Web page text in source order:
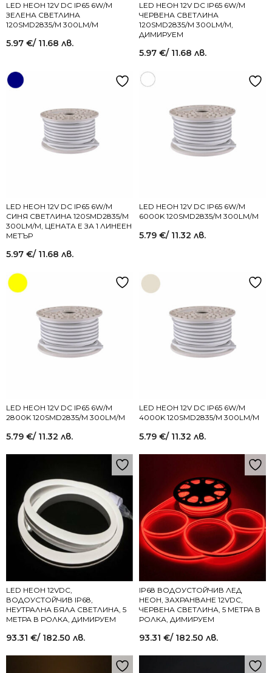
LED НЕОН 12V DC IP65 6W/M
ЗЕЛЕНА СВЕТЛИНА
120SMD2835/M 300LM/M
5.97 €/ 11.68 лв.
LED НЕОН 12V DC IP65 6W/M
ЧЕРВЕНА СВЕТЛИНА
120SMD2835/M 300LM/M,
ДИМИРУЕМ
5.97 €/ 11.68 лв.
LED НЕОН 12V DC IP65 6W/M
СИНЯ СВЕТЛИНА 120SMD2835/M
300LM/M, ЦЕНАТА Е ЗА 1 ЛИНЕЕН
МЕТЪР
5.97 €/ 11.68 лв.
LED НЕОН 12V DC IP65 6W/M
6000K 120SMD2835/M 300LM/M
5.79 €/ 11.32 лв.
LED НЕОН 12V DC IP65 6W/M
2800K 120SMD2835/M 300LM/M
5.79 €/ 11.32 лв.
LED НЕОН 12V DC IP65 6W/M
4000K 120SMD2835/M 300LM/M
5.79 €/ 11.32 лв.
LED НЕОН 12VDC,
ВОДОУСТОЙЧИВ IP68,
НЕУТРАЛНА БЯЛА СВЕТЛИНА, 5
МЕТРА В РОЛКА, ДИМИРУЕМ
93.31 €/ 182.50 лв.
IP68 ВОДОУСТОЙЧИВ ЛЕД
НЕОН, ЗАХРАНВАНЕ 12VDC,
ЧЕРВЕНА СВЕТЛИНА, 5 МЕТРА В
РОЛКА, ДИМИРУЕМ
93.31 €/ 182.50 лв.